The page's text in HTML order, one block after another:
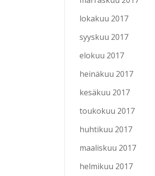
lokakuu 2017
syyskuu 2017
elokuu 2017
heinäkuu 2017
kesäkuu 2017
toukokuu 2017
huhtikuu 2017
maaliskuu 2017
helmikuu 2017